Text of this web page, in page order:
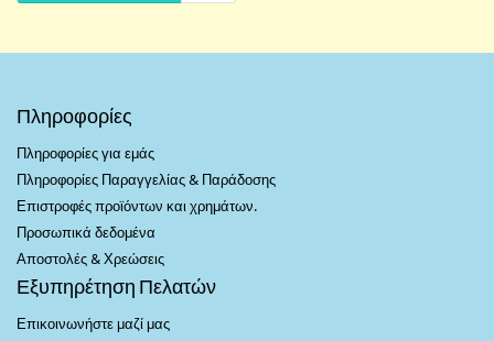
Πληροφορίες
Πληροφορίες για εμάς
Πληροφορίες Παραγγελίας & Παράδοσης
Επιστροφές προϊόντων και χρημάτων.
Προσωπικά δεδομένα
Αποστολές & Χρεώσεις
Εξυπηρέτηση Πελατών
Επικοινωνήστε μαζί μας